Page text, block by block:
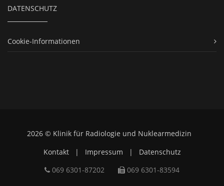
DATENSCHUTZ
Cookie-Informationen
2026 © Klinik für Radiologie und Nuklearmedizin
Kontakt
| Impressum |
Datenschutz
069 6301-​87202
069 6301-​83594